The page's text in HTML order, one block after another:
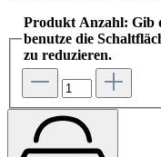
Produkt Anzahl: Gib
benutze die
zu reduzieren.